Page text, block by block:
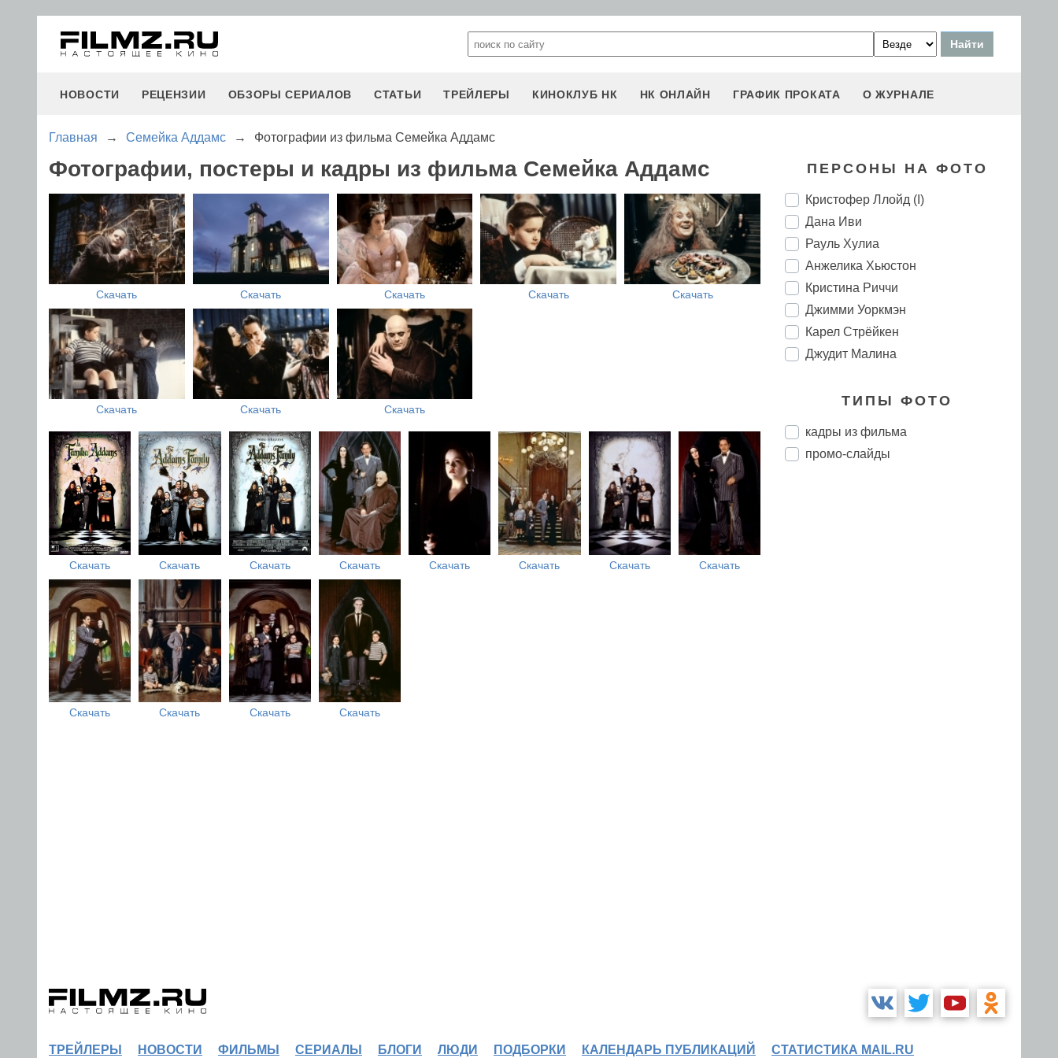
НОВОСТИ РЕЦЕНЗИИ ОБЗОРЫ СЕРИАЛОВ СТАТЬИ ТРЕЙЛЕРЫ КИНОКЛУБ НК НК ОНЛАЙН ГРАФИК ПРОКАТА О ЖУРНАЛЕ
Главная → Семейка Аддамс → Фотографии из фильма Семейка Аддамс
Фотографии, постеры и кадры из фильма Семейка Аддамс
Скачать Скачать Скачать Скачать Скачать
Скачать Скачать Скачать
Скачать Скачать Скачать Скачать Скачать Скачать Скачать Скачать
Скачать Скачать Скачать Скачать
ПЕРСОНЫ НА ФОТО
Кристофер Ллойд (I)
Дана Иви
Рауль Хулиа
Анжелика Хьюстон
Кристина Риччи
Джимми Уоркмэн
Карел Стрёйкен
Джудит Малина
ТИПЫ ФОТО
кадры из фильма
промо-слайды
ТРЕЙЛЕРЫ НОВОСТИ ФИЛЬМЫ СЕРИАЛЫ БЛОГИ ЛЮДИ ПОДБОРКИ КАЛЕНДАРЬ ПУБЛИКАЦИЙ СТАТИСТИКА MAIL.RU